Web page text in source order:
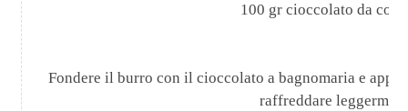
100 gr cioccolato da
Fondere il burro con il cioccolato a bagnomaria e
raffreddare